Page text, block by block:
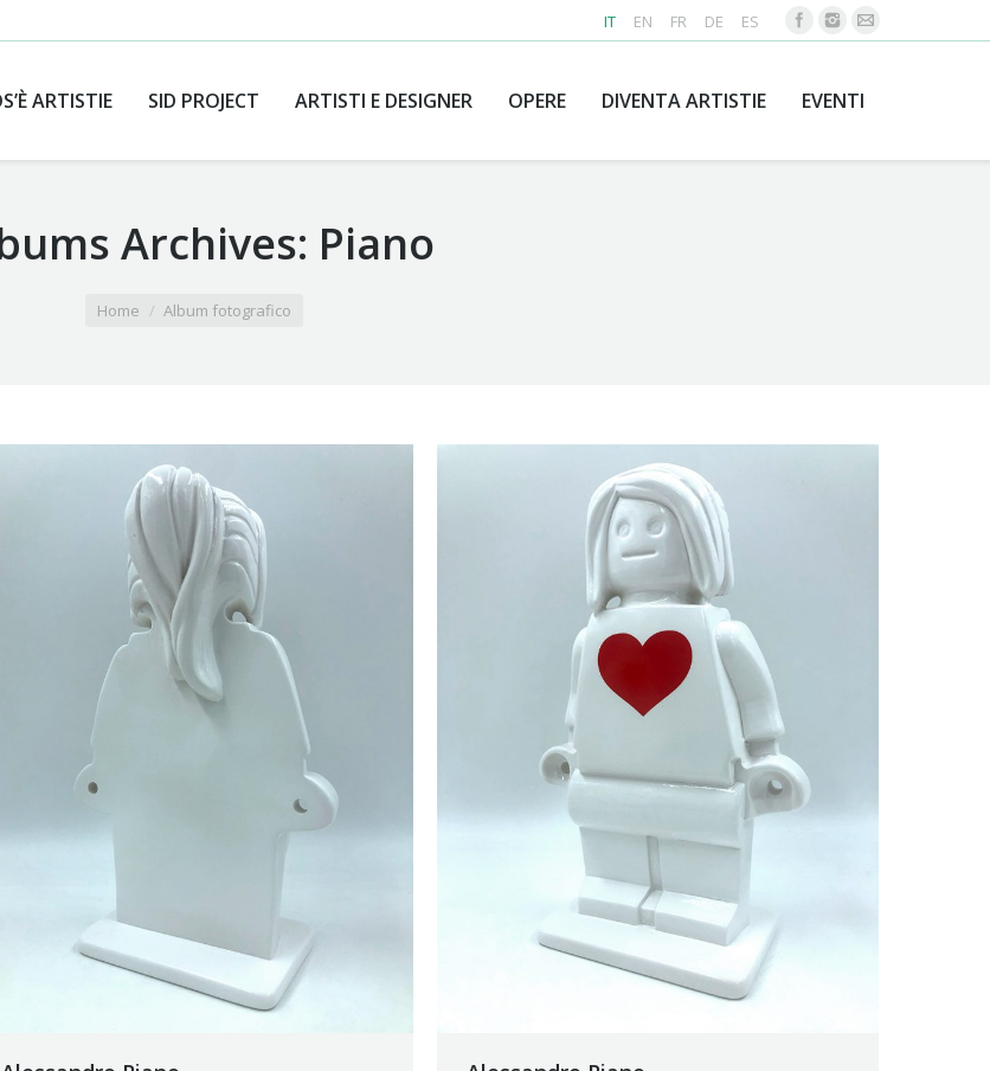
IT EN FR DE ES
ARTISTIE SID PROJECT ARTISTI E DESIGNER OPERE DIVENTA ARTISTIE EVENTI
Archives: Piano
Home Album fotografico